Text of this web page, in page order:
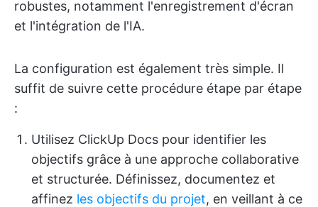
robustes, notamment l'enregistrement d'écran
et l'intégration de l'IA.
La configuration est également très simple. Il
suffit de suivre cette procédure étape par étape
:
Utilisez ClickUp Docs pour identifier les
objectifs grâce à une approche collaborative
et structurée. Définissez, documentez et
affinez les objectifs du projet, en veillant à ce